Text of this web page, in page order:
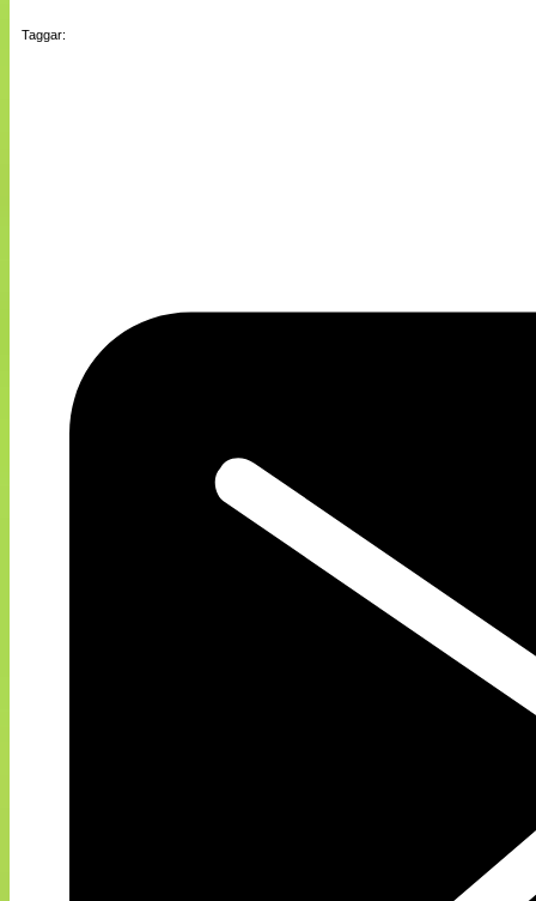
Taggar: